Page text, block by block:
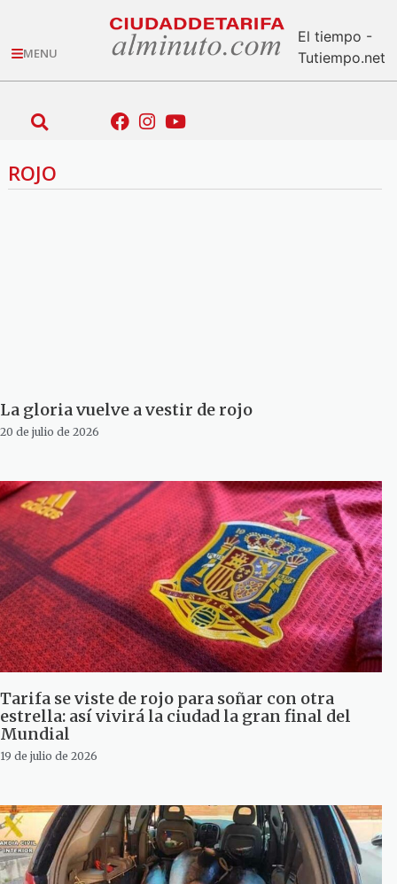
MENU
El tiempo -
Tutiempo.net
ROJO
La gloria vuelve a vestir de rojo
20 de julio de 2026
Tarifa se viste de rojo para soñar con otra
estrella: así vivirá la ciudad la gran final del
Mundial
19 de julio de 2026